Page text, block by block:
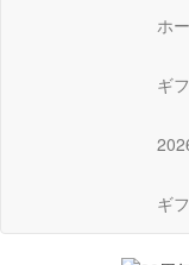
ホ
ギ
ギ